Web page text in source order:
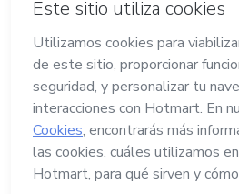
19/02/2024•CARRERA ONLINE
Negocio propio:
desventajas y cómo
Creamos una guía con los
iniciar tu negocio propio,
dinero para invertir. No te